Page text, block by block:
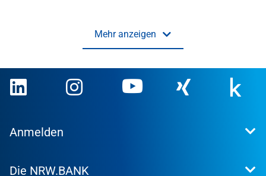
Mehr anzeigen
Anmelden
Kundenportal
Die NRW.BANK